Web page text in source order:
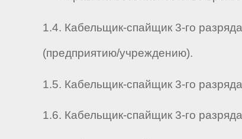
1.4. Кабельщик-спайщик 3-го
(предприятию/учреждению).
1.5. Кабельщик-спайщик 3-го
1.6. Кабельщик-спайщик 3-го